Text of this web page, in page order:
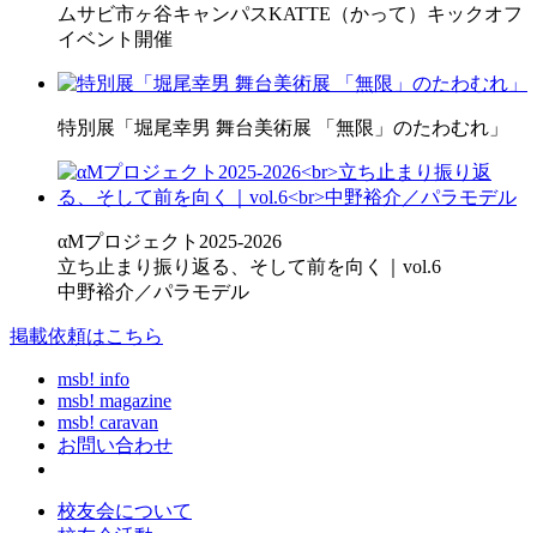
ムサビ市ヶ谷キャンパスKATTE（かって）キックオフ
イベント開催
特別展「堀尾幸男 舞台美術展 「無限」のたわむれ」
αMプロジェクト2025-2026
立ち止まり振り返る、そして前を向く｜vol.6
中野裕介／パラモデル
掲載依頼はこちら
msb! info
msb! magazine
msb! caravan
お問い合わせ
校友会について